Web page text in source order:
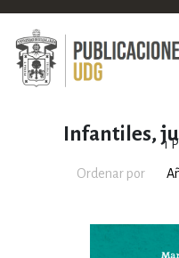
Infantiles, 1
Ordenar por